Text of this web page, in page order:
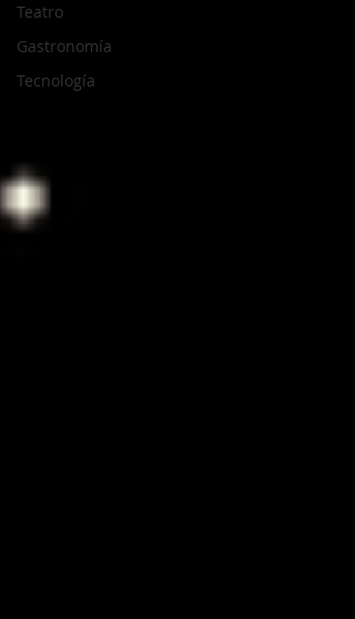
Teatro
Gastronomía
Tecnología